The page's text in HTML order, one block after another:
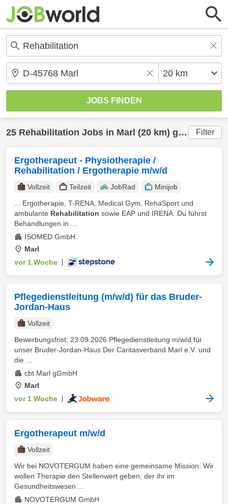
25 Rehabilitation Jobs in Marl (20 km) gefunden Filter
Ergotherapeut - Physiotherapie /
Rehabilitation / Ergotherapie m/w/d
Vollzeit Teilzeit JobRad
Minijob
... Ergotherapie, T-RENA, Medical Gym, RehaSport und
ambulante Rehabilitation sowie EAP und IRENA. Du führst
Behandlungen in ...
ISOMED GmbH
Marl
vor 1 Woche
Pflegedienstleitung (m/w/d) für das Bruder-
Jordan-Haus
Vollzeit
Bewerbungsfrist: 23.09.2026 Pflegedienstleitung m/w/d für
unser Bruder-Jordan-Haus Der Caritasverband Marl e.V. und
die ...
cbt Marl gGmbH
Marl
vor 1 Woche
Ergotherapeut m/w/d
Vollzeit
Wir bei NOVOTERGUM haben eine gemeinsame Mission: Wir
wollen Therapie den Stellenwert geben, der ihr im
Gesundheitswesen ...
NOVOTERGUM GmbH